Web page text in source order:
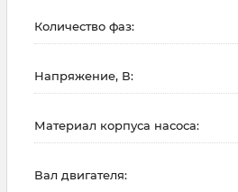
Количество фаз:
Напряжение, В:
Материал корпуса насоса:
Вал двигателя: